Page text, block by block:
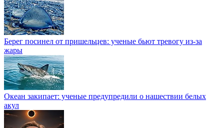
Берег посинел от пришельцев: ученые бьют тревогу из-за
жары
Океан закипает: ученые предупредили о нашествии белых
акул